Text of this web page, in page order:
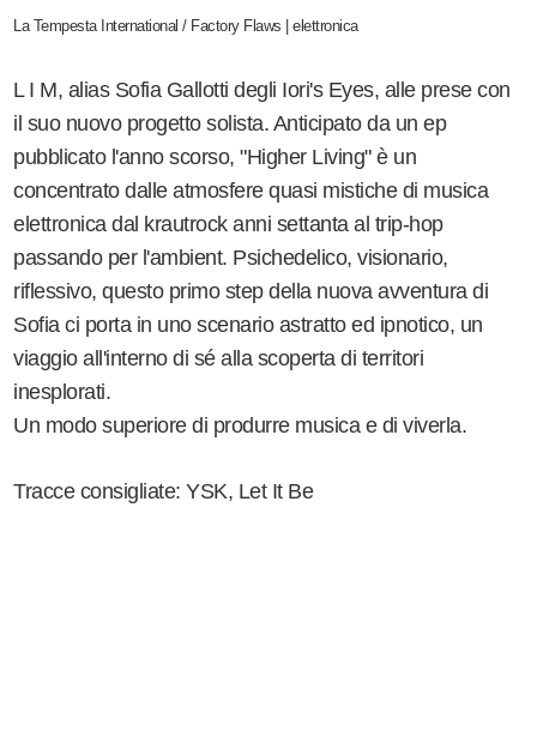
La Tempesta International / Factory Flaws | elettronica
L I M, alias Sofia Gallotti degli Iori's Eyes, alle prese con
il suo nuovo progetto solista. Anticipato da un ep
pubblicato l'anno scorso, "Higher Living" è un
concentrato dalle atmosfere quasi mistiche di musica
elettronica dal krautrock anni settanta al trip-hop
passando per l'ambient. Psichedelico, visionario,
riflessivo, questo primo step della nuova avventura di
Sofia ci porta in uno scenario astratto ed ipnotico, un
viaggio all'interno di sé alla scoperta di territori
inesplorati.
Un modo superiore di produrre musica e di viverla.
Tracce consigliate: YSK, Let It Be